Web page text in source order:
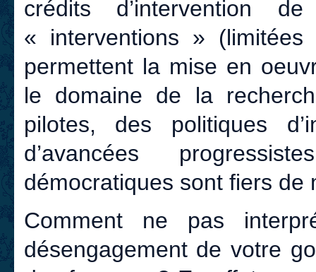
crédits d’intervention
« interventions »
permettent la mise en
le domaine de la
pilotes, des politiques
d’avancées
démocratiques sont fiers de
Comment ne pas
désengagement de votre